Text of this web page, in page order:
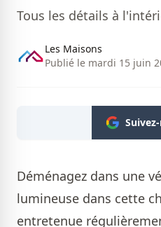
Tous les détails à
Les Maisons
Publié le mardi 15 juin
Déménagez dans une
lumineuse dans cette
entretenue